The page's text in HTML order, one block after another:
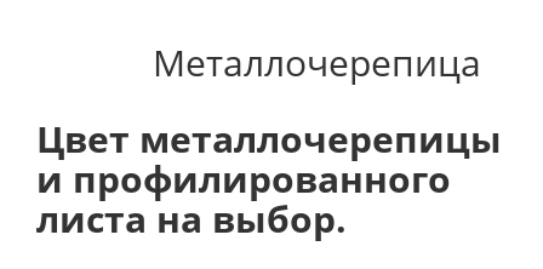
Металлочерепица
Цвет металлочерепицы
и профилированного
листа на выбор.